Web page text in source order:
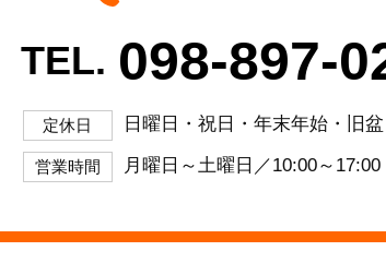
TEL. 098-897-
定休日 日曜日・祝日・年末年始・旧盆
営業時間 月曜日～土曜日／10:00～17:00